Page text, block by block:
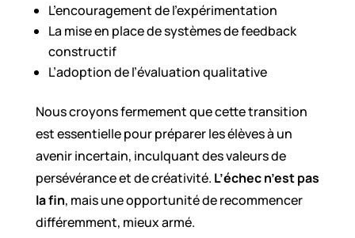
L’encouragement de l’expérimentation
La mise en place de systèmes de feedback
constructif
L’adoption de l’évaluation qualitative
Nous croyons fermement que cette transition
est essentielle pour préparer les élèves à un
avenir incertain, inculquant des valeurs de
persévérance et de créativité. L’échec n’est pas
la fin, mais une opportunité de recommencer
différemment, mieux armé.